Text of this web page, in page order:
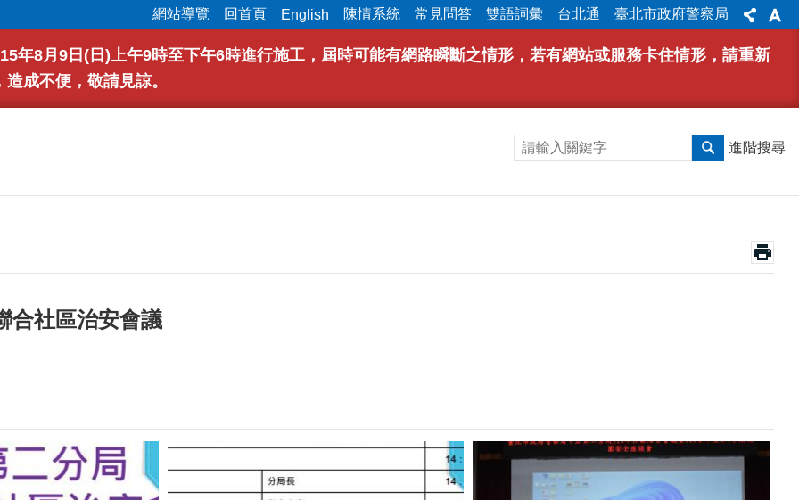
網站導覽 回首頁 English 陳情系統 常見問答 雙語詞彙 台北通 臺北市政府警察局
年8月9日(日)上午9時至下午6時進行施工，屆時可能有網路瞬斷之情形，若有網站或服務卡住情形，請重新
成不便，敬請見諒。
進階搜尋
合社區治安會議